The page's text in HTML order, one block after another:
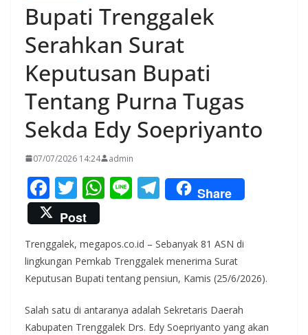
Bupati Trenggalek
Serahkan Surat
Keputusan Bupati
Tentang Purna Tugas
Sekda Edy Soepriyanto
07/07/2026 14:24 admin
F
ac
e
b
o
k
T
w
itt
er
W
s
A
p
Li T
el
gr
a
Share
Post
Trenggalek, megapos.co.id – Sebanyak 81 ASN di
lingkungan Pemkab Trenggalek menerima Surat
Keputusan Bupati tentang pensiun, Kamis (25/6/2026).
Salah satu di antaranya adalah Sekretaris Daerah
Kabupaten Trenggalek Drs. Edy Soepriyanto yang akan